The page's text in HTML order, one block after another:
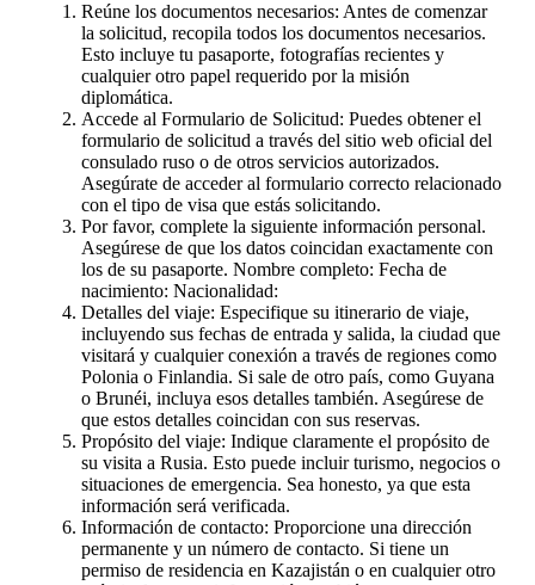
Reúne los documentos necesarios: Antes de comenzar
la solicitud, recopila todos los documentos necesarios.
Esto incluye tu pasaporte, fotografías recientes y
cualquier otro papel requerido por la misión
diplomática.
Accede al Formulario de Solicitud: Puedes obtener el
formulario de solicitud a través del sitio web oficial del
consulado ruso o de otros servicios autorizados.
Asegúrate de acceder al formulario correcto relacionado
con el tipo de visa que estás solicitando.
Por favor, complete la siguiente información personal.
Asegúrese de que los datos coincidan exactamente con
los de su pasaporte. Nombre completo: Fecha de
nacimiento: Nacionalidad:
Detalles del viaje: Especifique su itinerario de viaje,
incluyendo sus fechas de entrada y salida, la ciudad que
visitará y cualquier conexión a través de regiones como
Polonia o Finlandia. Si sale de otro país, como Guyana
o Brunéi, incluya esos detalles también. Asegúrese de
que estos detalles coincidan con sus reservas.
Propósito del viaje: Indique claramente el propósito de
su visita a Rusia. Esto puede incluir turismo, negocios o
situaciones de emergencia. Sea honesto, ya que esta
información será verificada.
Información de contacto: Proporcione una dirección
permanente y un número de contacto. Si tiene un
permiso de residencia en Kazajistán o en cualquier otro